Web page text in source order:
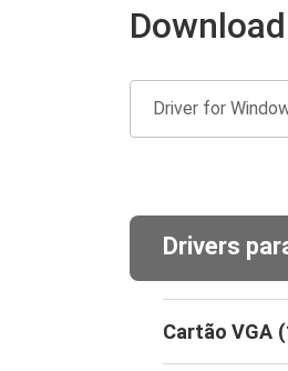
Drivers
Cartão VGA (